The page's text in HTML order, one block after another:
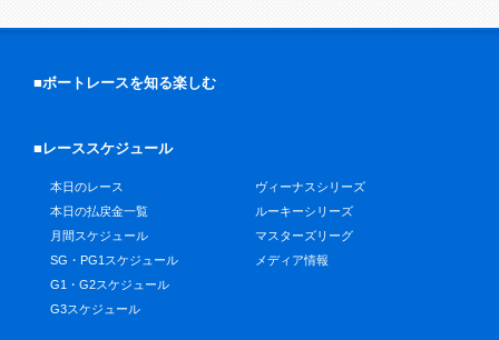
■ボートレースを知る楽しむ
■レーススケジュール
本日のレース
本日の払戻金一覧
月間スケジュール
SG・PG1スケジュール
G1・G2スケジュール
G3スケジュール
ヴィーナスシリーズ
ルーキーシリーズ
マスターズリーグ
メディア情報